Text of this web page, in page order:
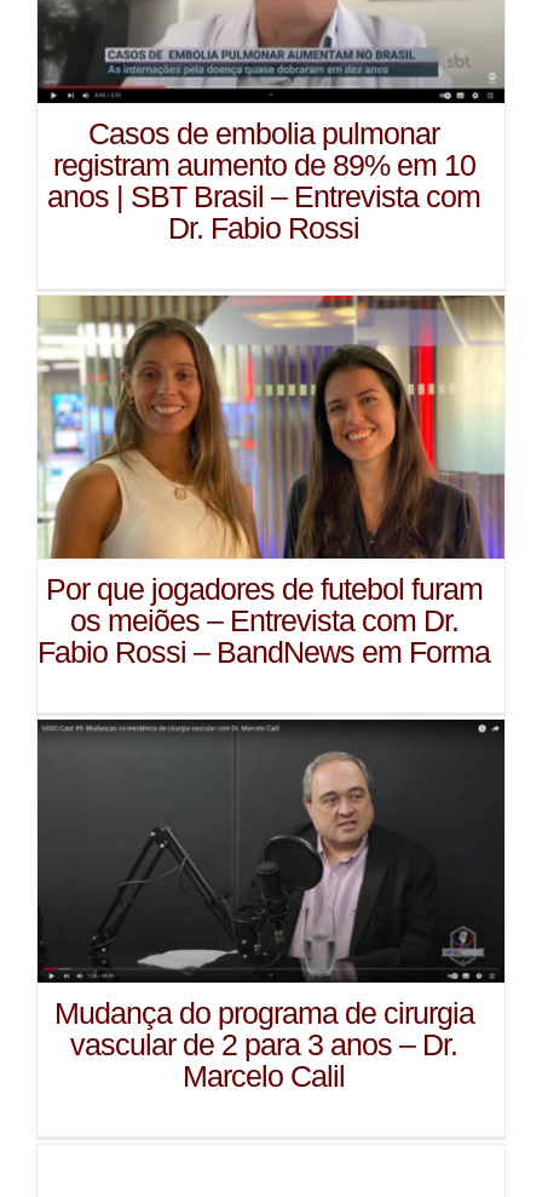
Casos de embolia pulmonar
registram aumento de 89% em 10
anos | SBT Brasil – Entrevista com
Dr. Fabio Rossi
Por que jogadores de futebol furam
os meiões – Entrevista com Dr.
Fabio Rossi – BandNews em Forma
Mudança do programa de cirurgia
vascular de 2 para 3 anos – Dr.
Marcelo Calil